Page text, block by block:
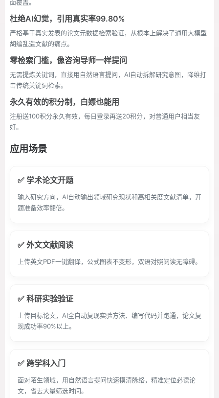
面覆盖。
杜绝AI幻觉，引用真实率99.80%
严格基于真实发表的论文元数据检索验证，从根本上解决了通用大模型
胡编乱造文献的痛点。
零检索门槛，像咨询导师一样提问
无需提炼关键词，直接用自然语言提问，AI自动拆解研究意图，降维打
击传统关键词检索。
永久有效的积分制，白嫖也能用
注册送100积分永久有效，每日登录再送20积分，对普通用户相当友
好。
应用场景
✅ 学术论文开题
输入研究方向，AI自动输出领域研究现状和高相关度文献清单，开
题准备效率翻倍。
✅ 外文文献阅读
上传英文PDF一键翻译，公式图表不变形，双语对照阅读无障碍。
✅ 科研实验验证
上传目标论文，AI全自动复现实验方法、编写代码并跑通，论文复
现成功率90%以上。
✅ 跨学科入门
面对陌生领域，用自然语言提问快速摸清脉络，精准定位必读论
文，省去大量筛选时间。